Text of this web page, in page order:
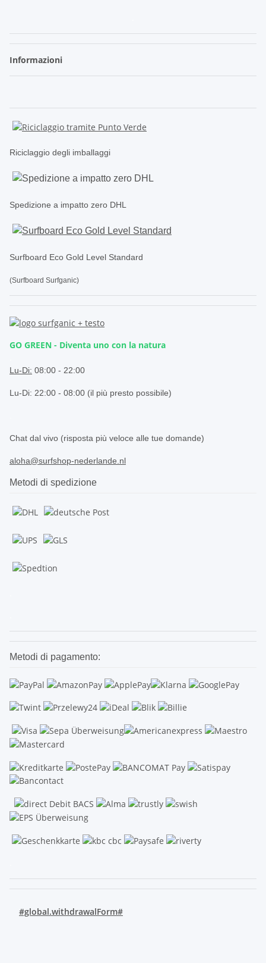
Informazioni
Riciclaggio degli imballaggi
Spedizione a impatto zero DHL
Surfboard Eco Gold Level Standard
(Surfboard Surfganic)
GO GREEN - Diventa uno con la natura
Lu-Di: 08:00 - 22:00
Lu-Di: 22:00 - 08:00 (il più presto possibile)
Chat dal vivo (risposta più veloce alle tue domande)
aloha@surfshop-nederlande.nl
Metodi di spedizione
Metodi di pagamento:
#global.withdrawalForm#